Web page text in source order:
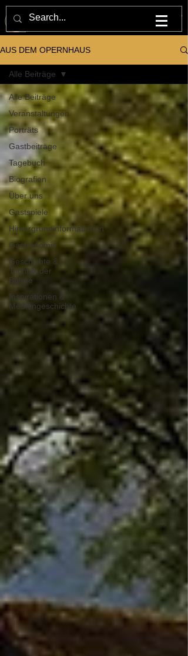
M U L T U M . I N . P A R V O . O P E R N H A U S
AUS DEM OPERNHAUS
Alle Beiträge
Veranstaltungen
Porträts
Gastbeiträge
Tagebuch
Biografien
Über uns
Gastspiele
Hintergrundinformationen
Gastronomie
Geschichte &
Technik der
Bühne
Inspirationen &
Mediengeschichte
Alle Beiträge